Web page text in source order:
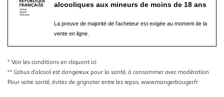
alcooliques aux mineurs de moins de 18 ans
La preuve de majorité de l'acheteur est exigée au moment de la
vente en ligne.
* Voir les conditions en cliquant ici
** L’abus d’alcool est dangereux pour la santé, à consommer avec modération
Pour votre santé, évitez de grignoter entre les repas. www.mangerbouger.fr